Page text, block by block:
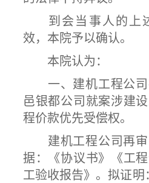
到会当事人的上
效，本院予以确认。
本院认为：
一、建机工程公司
邑银都公司就案涉建
程价款优先受偿权。
建机工程公司再审
据：《协议书》《工
工验收报告》。拟证